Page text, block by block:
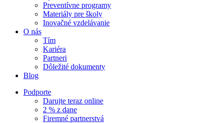
Preventívne programy
Materiály pre školy
Inovačné vzdelávanie
O nás
Tím
Kariéra
Partneri
Dôležité dokumenty
Blog
Podporte
Darujte teraz online
2 % z dane
Firemné partnerstvá